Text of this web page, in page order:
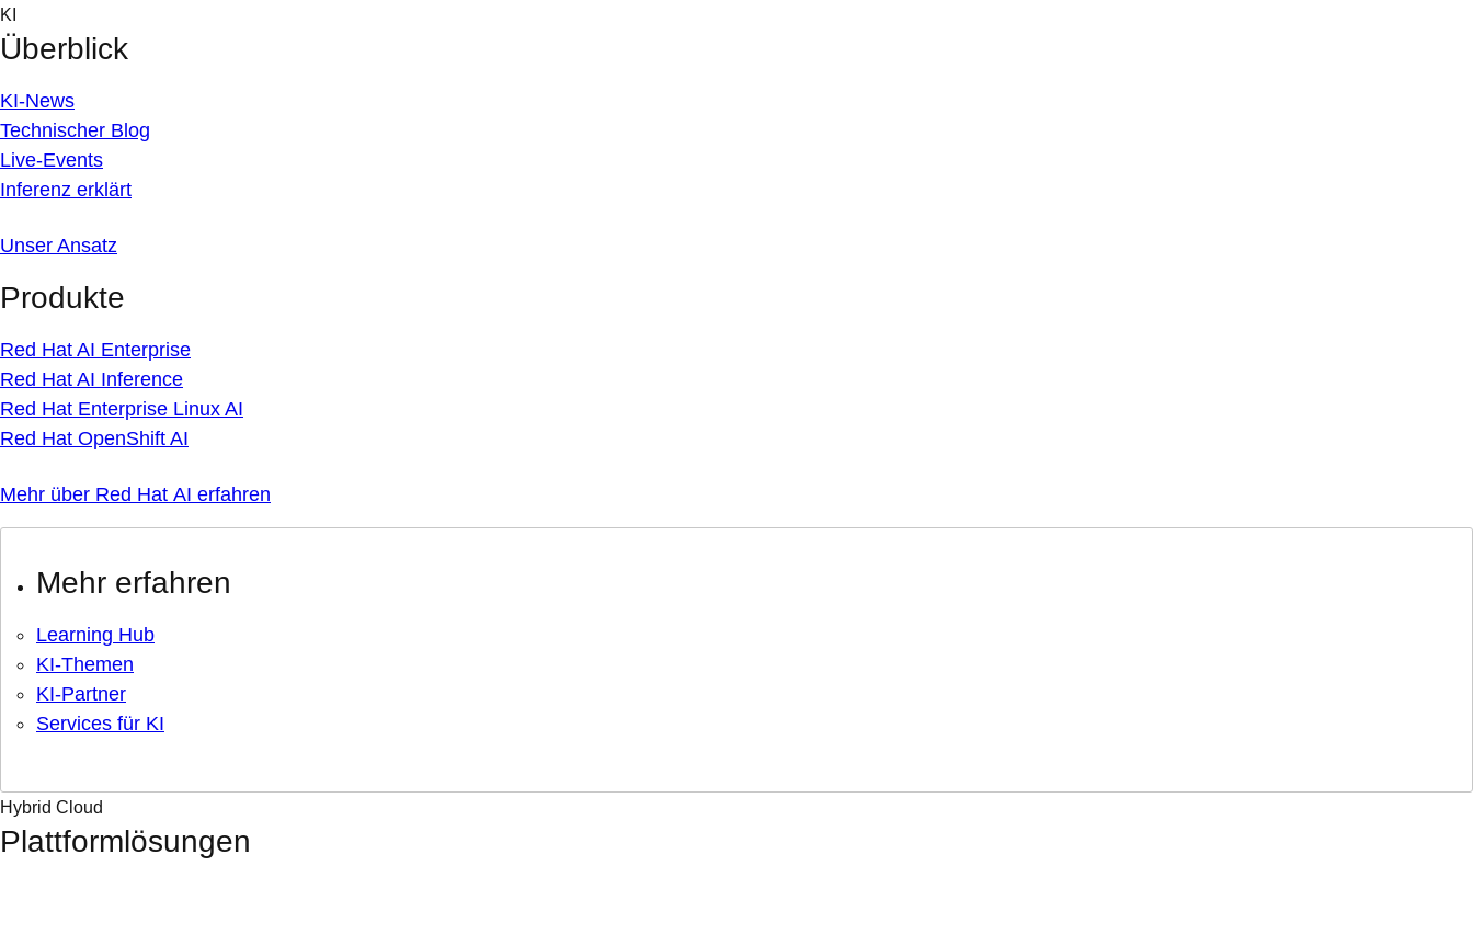
Skip
to
content
KI
Überblick
KI-News
Technischer Blog
Live-Events
Inferenz erklärt
Unser Ansatz
Produkte
Red Hat AI Enterprise
Red Hat AI Inference
Red Hat Enterprise Linux AI
Red Hat OpenShift AI
Mehr über Red Hat AI erfahren
Mehr erfahren
Learning Hub
KI-Themen
KI-Partner
Services für KI
Hybrid Cloud
Plattformlösungen